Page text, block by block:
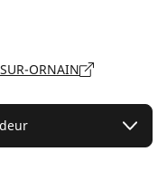
ORNAIN